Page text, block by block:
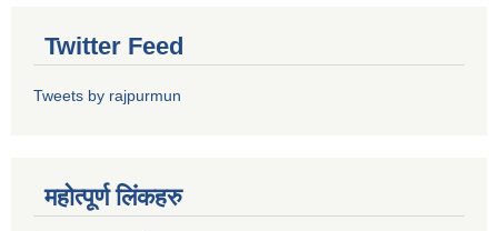
Twitter Feed
Tweets by rajpurmun
महोत्पूर्ण लिंकहरु